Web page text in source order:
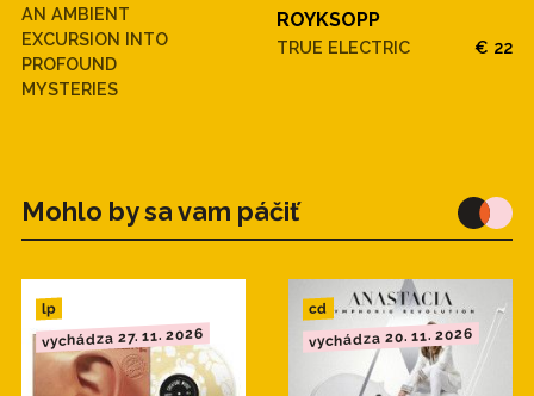
AN AMBIENT
EXCURSION INTO
PROFOUND
MYSTERIES
ROYKSOPP
TRUE ELECTRIC € 22
Mohlo by sa vam páčiť
lp
vychádza 27. 11. 2026
cd
vychádza 20. 11. 2026